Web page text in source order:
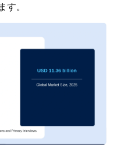
す。